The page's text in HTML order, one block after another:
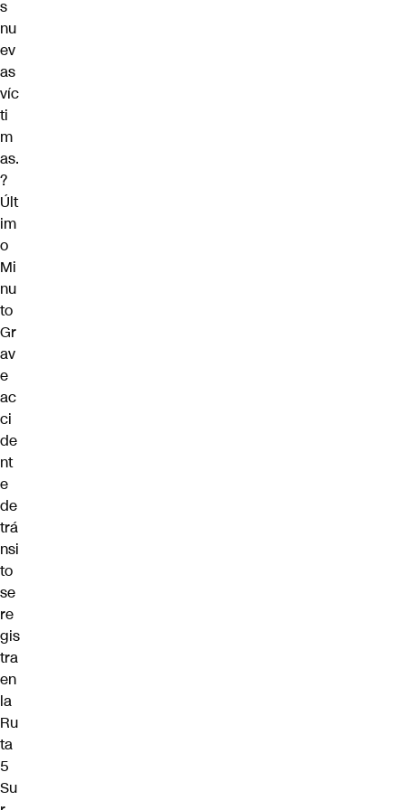
s
nu
ev
as
víc
ti
m
as.
?
Últ
im
o
Mi
nu
to
Gr
av
e
ac
ci
de
nt
e
de
trá
nsi
to
se
re
gis
tra
en
la
Ru
ta
5
Su